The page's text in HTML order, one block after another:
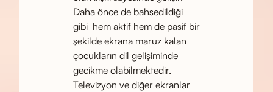
Daha önce de bahsedildiği
gibi hem aktif hem de pasif bir
şekilde ekrana maruz kalan
çocukların dil gelişiminde
gecikme olabilmektedir.
Televizyon ve diğer ekranlar